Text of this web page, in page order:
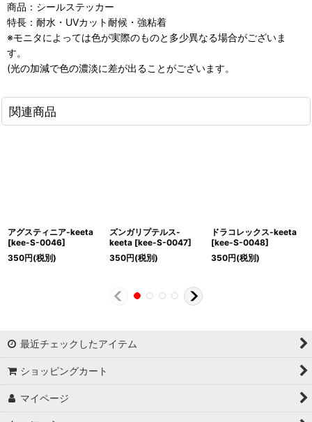
商品：シールステッカー
特長：耐水・UVカット耐候・強粘着
※モニタによっては色が実際のものと多少異なる場合がございま
す。
(光の加減で色の濃淡に差が出ることがございます。
関連商品
アグスティニア-keeta
[kee-S-0046]
350円(税別)
ズンガリプテルス-
keeta [kee-S-0047]
350円(税別)
ドラコレックス-keeta
[kee-S-0048]
350円(税別)
最近チェックしたアイテム
ショッピングカート
マイページ